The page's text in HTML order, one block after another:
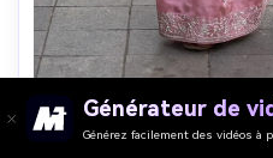
Générateur de
Générez facilement des vidéos à